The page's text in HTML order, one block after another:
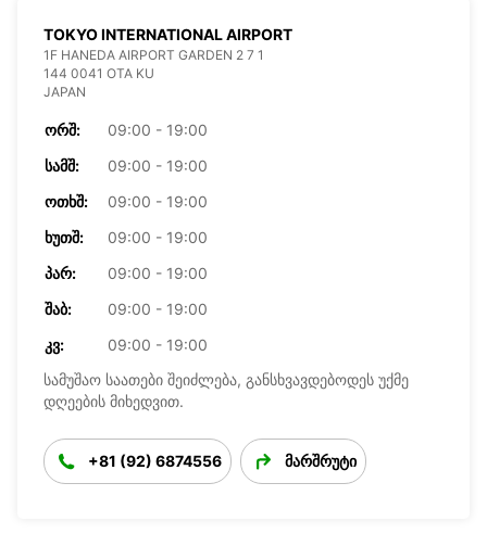
TOKYO INTERNATIONAL AIRPORT
1F HANEDA AIRPORT GARDEN 2 7 1
144 0041 OTA KU
JAPAN
ᲝᲠᲨ:
09:00 - 19:00
ᲡᲐᲛᲨ:
09:00 - 19:00
ᲝᲗᲮᲨ:
09:00 - 19:00
ᲮᲣᲗᲨ:
09:00 - 19:00
ᲞᲐᲠ:
09:00 - 19:00
ᲨᲐᲑ:
09:00 - 19:00
ᲙᲕ:
09:00 - 19:00
სამუშაო საათები შეიძლება, განსხვავდებოდეს უქმე
დღეების მიხედვით.
+81 (92) 6874556 მარშრუტი